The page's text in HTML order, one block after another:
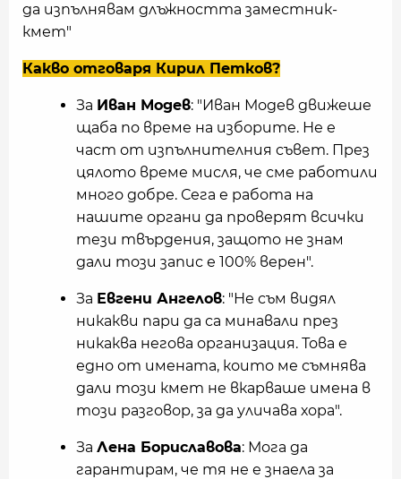
да изпълнявам длъжността заместник-
кмет"
Какво отговаря Кирил Петков?
За Иван Модев: "Иван Модев движеше
щаба по време на изборите. Не е
част от изпълнителния съвет. През
цялото време мисля, че сме работили
много добре. Сега е работа на
нашите органи да проверят всички
тези твърдения, защото не знам
дали този запис е 100% верен".
За Евгени Ангелов: "Не съм видял
никакви пари да са минавали през
никаква негова организация. Това е
едно от имената, които ме съмнява
дали този кмет не вкарваше имена в
този разговор, за да уличава хора".
За Лена Бориславова: Мога да
гарантирам, че тя не е знаела за